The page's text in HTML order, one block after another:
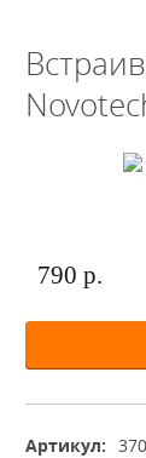
790 р.
Артикул: